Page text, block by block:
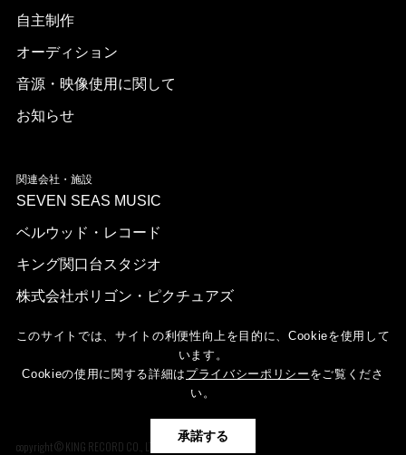
自主制作
オーディション
音源・映像使用に関して
お知らせ
関連会社・施設
SEVEN SEAS MUSIC
ベルウッド・レコード
キング関口台スタジオ
株式会社ポリゴン・ピクチュアズ
copyright © KING RECORD CO., LTD. ALL RIGHTS RESERVED.
このサイトでは、サイトの利便性向上を目的に、Cookieを使用して
います。
Cookieの使用に関する詳細は プライバシーポリシー をご覧くださ
い。
承諾する